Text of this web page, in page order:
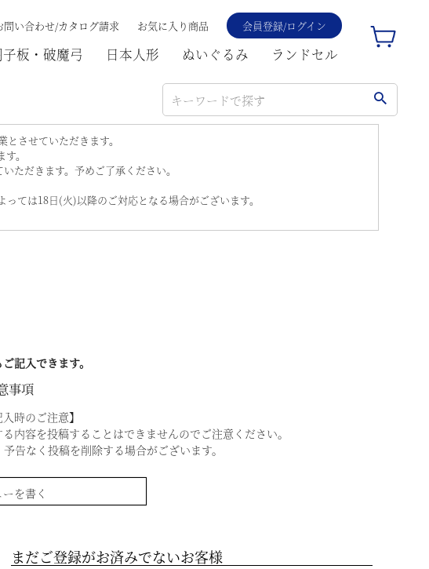
問い合わせ/カタログ請求 お気に入り商品 会員登録/ログイン
子板・破魔弓 日本人形 ぬいぐるみ ランドセル
させていただきます。
。
ただきます。予めご了承ください。
ては18日(火)以降のご対応となる場合がございます。
記入できます。
事項
時のご注意】
内容を投稿することはできませんのでご注意ください。
告なく投稿を削除する場合がございます。
を書く
まだご登録がお済みでないお客様